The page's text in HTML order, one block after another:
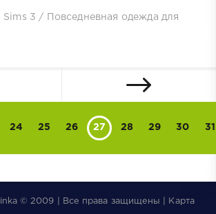
Sims 3 /
Повседневная одежда для
24 25 26 27 28 29 30 31
© 2009 | Все права защищены | Карта